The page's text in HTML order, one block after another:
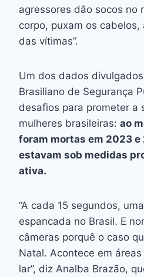
agressores dão socos no
corpo, puxam os
das vítimas”.
Um dos dados
Brasiliano de Segurança
desafios para prometer a
mulheres brasileiras: ao
foram mortas em 2023
estavam sob medidas
ativa.
“A cada 15 segundos,
espancada no Brasil. E
câmeras porquê o caso
Natal. Acontece em
lar”, diz Analba Brazão,